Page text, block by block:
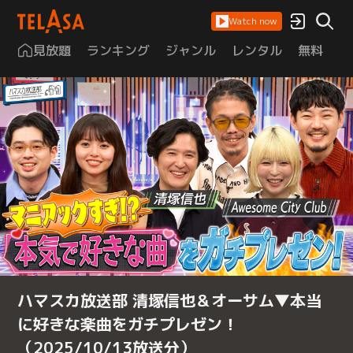
Watch now
見放題 ランキング ジャンル レンタル 無料
ハマスカ放送部 清塚信也＆オーサム▼本当
に好きな楽曲をガチプレゼン！
（2025/10/13放送分）